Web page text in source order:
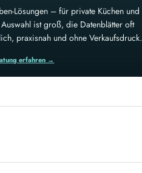
Lösungen – für private Küchen und
ist groß, die Datenblätter oft
praxisnah und ohne Verkaufsdruck.
erfahren →